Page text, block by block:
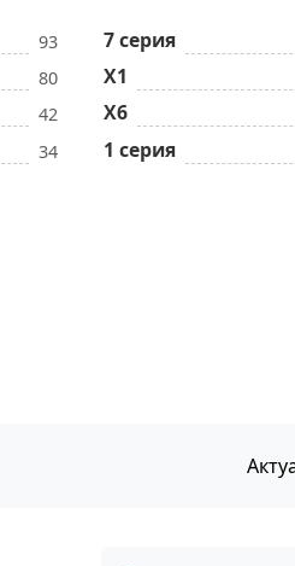
93
80
42
34
7 серия
X1
X6
1 серия